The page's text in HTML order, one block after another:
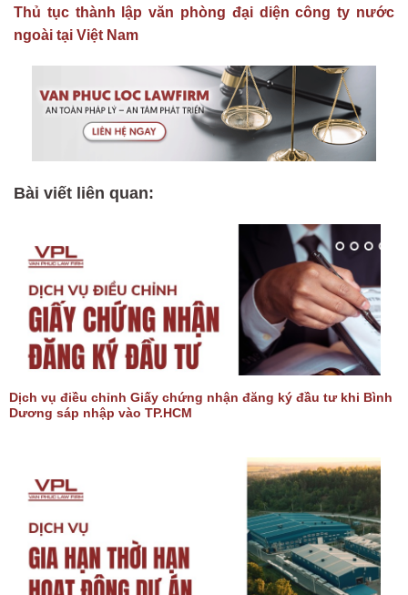
Thủ tục thành lập văn phòng đại diện công ty nước
ngoài tại Việt Nam
Bài viết liên quan:
Dịch vụ điều chỉnh Giấy chứng nhận đăng ký đầu tư khi Bình
Dương sáp nhập vào TP.HCM